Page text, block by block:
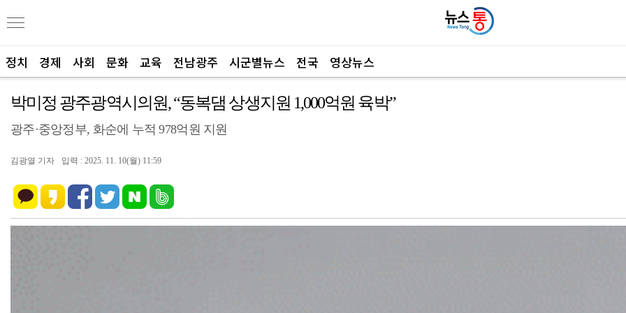
정치 경제 사회 문화 교육 전남광주 시군별뉴스 전국 영상뉴스
박미정 광주광역시의원, “동복댐 상생지원 1,000억원 육박”
광주·중앙정부, 화순에 누적 978억원 지원
김광열 기자 입력 : 2025. 11. 10(월) 11:59